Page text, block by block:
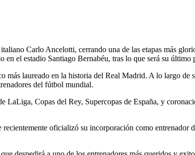
Carlo Ancelotti, cerrando una de las etapas más
en el estadio Santiago Bernabéu, tras lo que será su
laureado en la historia del Real Madrid. A lo largo de
del fútbol mundial.
LaLiga, Copas del Rey, Supercopas de España, y
oficializó su incorporación como entrenador